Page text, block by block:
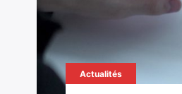
Actualités